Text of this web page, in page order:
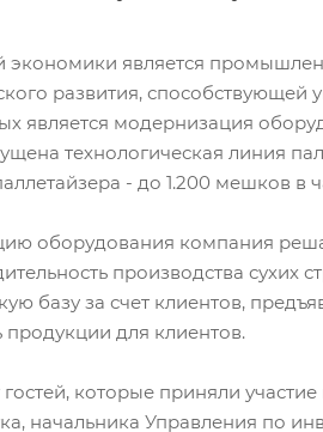
является
развития,
является модернизация
технологическая линия
- до 1.200 мешков в
оборудования компания
производства сухих
базу за счет клиентов,
для клиентов.
которые приняли
начальника Управления по